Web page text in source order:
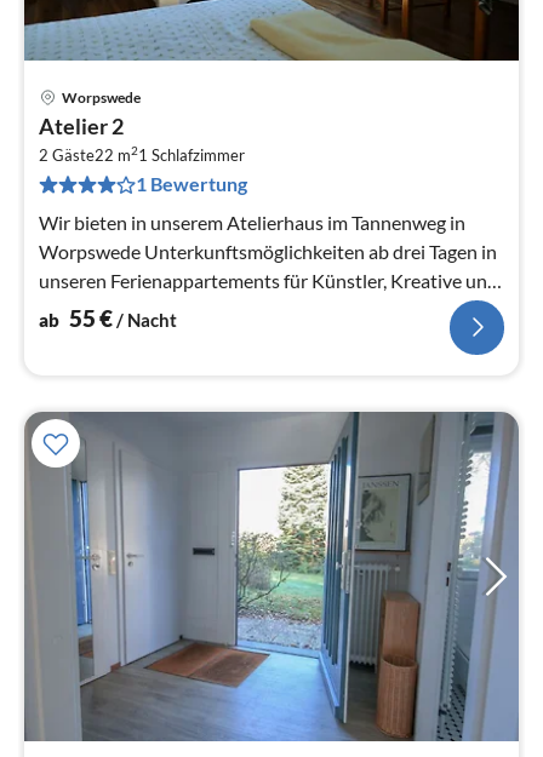
Worpswede
Atelier 2
2 Gäste22 m21 Schlafzimmer
1 Bewertung
Wir bieten in unserem Atelierhaus im Tannenweg in
Worpswede Unterkunftsmöglichkeiten ab drei Tagen in
unseren Ferienappartements für Künstler, Kreative und
Worpswede Urlauber.
ab 55€/ Nacht